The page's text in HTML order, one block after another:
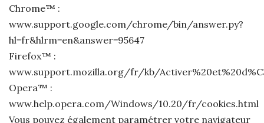
Chrome™ :
www.support.google.com/chrome/bin/answer.py?
hl=fr&hlrm=en&answer=95647
Firefox™ :
www.support.mozilla.org/fr/kb/
Opera™ :
www.help.opera.com/Windows/10.20/fr/cookies.html
Vous pouvez également paramétrer votre navigateur